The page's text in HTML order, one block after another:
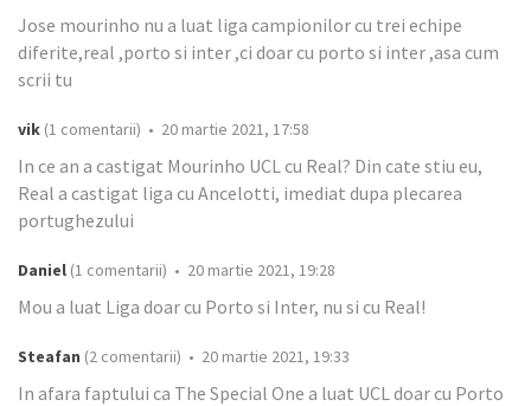
Jose mourinho nu a luat liga campionilor cu trei echipe
diferite,real ,porto si inter ,ci doar cu porto si inter ,asa cum
scrii tu
vik (1 comentarii) • 20 martie 2021, 17:58
In ce an a castigat Mourinho UCL cu Real? Din cate stiu eu,
Real a castigat liga cu Ancelotti, imediat dupa plecarea
portughezului
Daniel (1 comentarii) • 20 martie 2021, 19:28
Mou a luat Liga doar cu Porto si Inter, nu si cu Real!
Steafan (2 comentarii) • 20 martie 2021, 19:33
In afara faptului ca The Special One a luat UCL doar cu Porto